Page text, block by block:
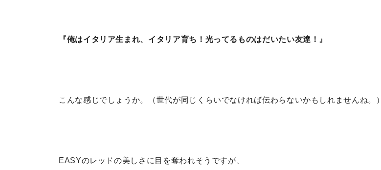
『俺はイタリア生まれ、イタリア育ち！光ってるものはだいたい友達！』
こんな感じでしょうか。（世代が同じくらいでなければ伝わらないかもしれませんね。）
EASYのレッドの美しさに目を奪われそうですが、